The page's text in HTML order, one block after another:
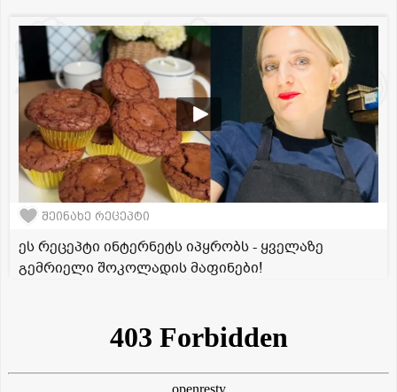
შეინახე რეცეპტი
ეს რეცეპტი ინტერნეტს იპყრობს - ყველაზე
გემრიელი შოკოლადის მაფინები!